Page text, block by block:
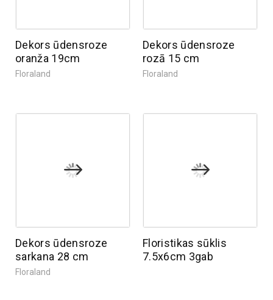
Dekors ūdensroze
oranža 19cm
Floraland
Dekors ūdensroze
rozā 15 cm
Floraland
Dekors ūdensroze
sarkana 28 cm
Floraland
Floristikas sūklis
7.5x6cm 3gab